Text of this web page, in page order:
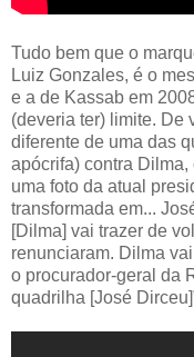
Tudo bem que o
Luiz Gonzales, é o
e a de Kassab em
(deveria ter) limite. De
diferente de uma das
apócrifa) contra
uma foto da atual
transformada em...
[Dilma] vai trazer de
renunciaram. Dilma
o procurador-geral da
quadrilha [José